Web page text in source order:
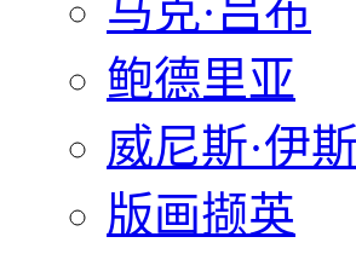
马克·吕布
鲍德里亚
威尼斯·伊
版画撷英